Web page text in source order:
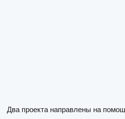
Два проекта направлены на